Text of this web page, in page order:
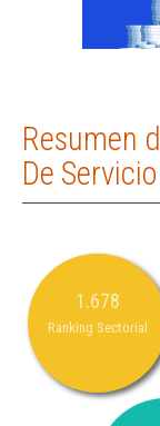
Resumen
De
1.678
Ranking Sectorial